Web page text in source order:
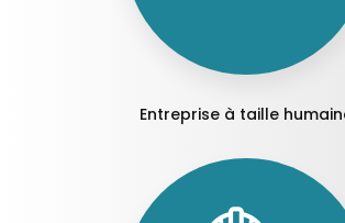
Entreprise à taille